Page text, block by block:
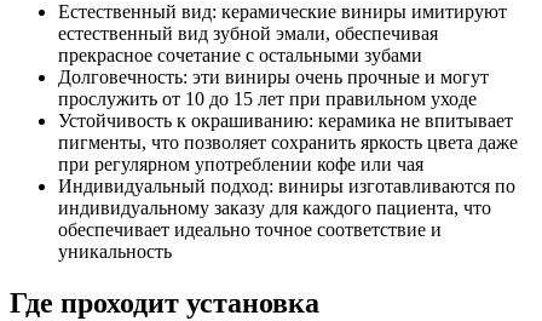
Естественный вид: керамические виниры имитируют
естественный вид зубной эмали, обеспечивая
прекрасное сочетание с остальными зубами
Долговечность: эти виниры очень прочные и могут
прослужить от 10 до 15 лет при правильном уходе
Устойчивость к окрашиванию: керамика не впитывает
пигменты, что позволяет сохранить яркость цвета даже
при регулярном употреблении кофе или чая
Индивидуальный подход: виниры изготавливаются по
индивидуальному заказу для каждого пациента, что
обеспечивает идеально точное соответствие и
уникальность
Где проходит установка